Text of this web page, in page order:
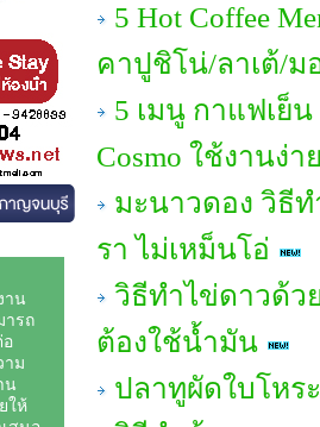
5 Hot Coffee
คาปูชิโน่/ลาเต้/ม
5 เมนู กาแฟเย็น
Cosmo ใช้งานง่
มะนาวดอง วิธี
รา ไม่เหม็นโอ่
วิธีทำไข่ดาวด้ว
ต้องใช้น้ำมัน
ปลาทูผัดใบโหร